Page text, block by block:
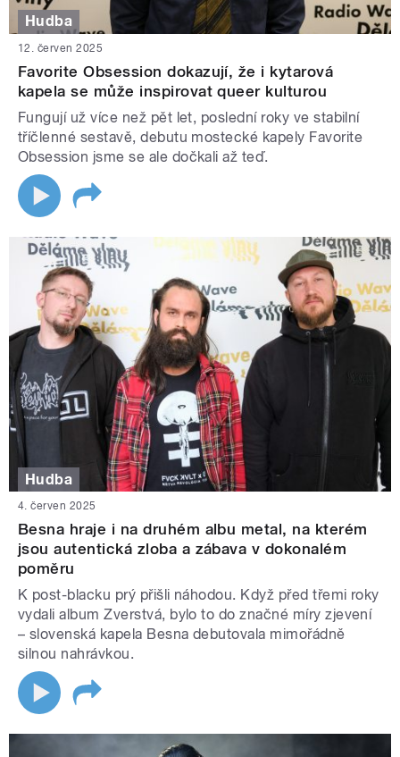
Hudba
12. červen 2025
Favorite Obsession dokazují, že i kytarová
kapela se může inspirovat queer kulturou
Fungují už více než pět let, poslední roky ve stabilní
tříčlenné sestavě, debutu mostecké kapely Favorite
Obsession jsme se ale dočkali až teď.
Hudba
4. červen 2025
Besna hraje i na druhém albu metal, na kterém
jsou autentická zloba a zábava v dokonalém
poměru
K post-blacku prý přišli náhodou. Když před třemi roky
vydali album Zverstvá, bylo to do značné míry zjevení
– slovenská kapela Besna debutovala mimořádně
silnou nahrávkou.